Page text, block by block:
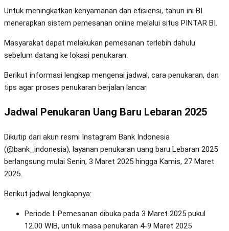
Untuk meningkatkan kenyamanan dan efisiensi, tahun ini BI
menerapkan sistem pemesanan online melalui situs PINTAR BI.
Masyarakat dapat melakukan pemesanan terlebih dahulu
sebelum datang ke lokasi penukaran.
Berikut informasi lengkap mengenai jadwal, cara penukaran, dan
tips agar proses penukaran berjalan lancar.
Jadwal Penukaran Uang Baru Lebaran 2025
Dikutip dari akun resmi Instagram Bank Indonesia
(@bank_indonesia), layanan penukaran uang baru Lebaran 2025
berlangsung mulai Senin, 3 Maret 2025 hingga Kamis, 27 Maret
2025.
Berikut jadwal lengkapnya:
Periode I: Pemesanan dibuka pada 3 Maret 2025 pukul
12.00 WIB, untuk masa penukaran 4-9 Maret 2025